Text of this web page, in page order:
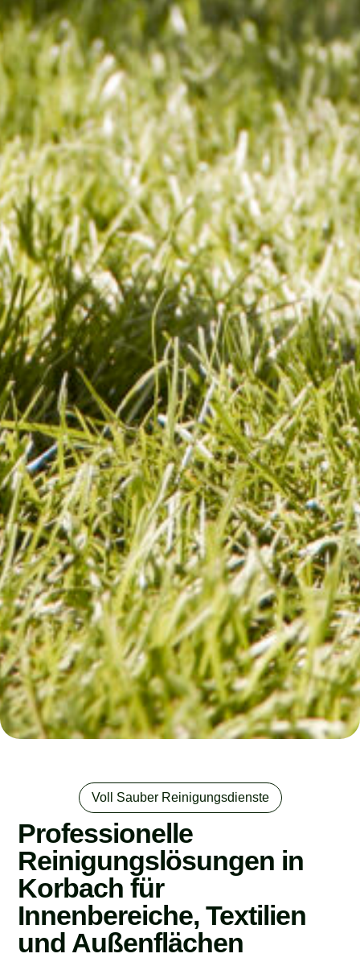
Voll Sauber Reinigungsdienste
Professionelle
Reinigungslösungen in
Korbach für
Innenbereiche, Textilien
und Außenflächen